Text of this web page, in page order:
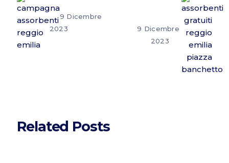
9 Dicembre
2023
9 Dicembre
2023
Related Posts